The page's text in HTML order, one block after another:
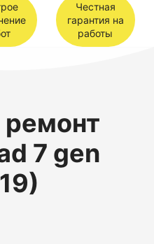
Честная
гарантия на
работы
7 gen